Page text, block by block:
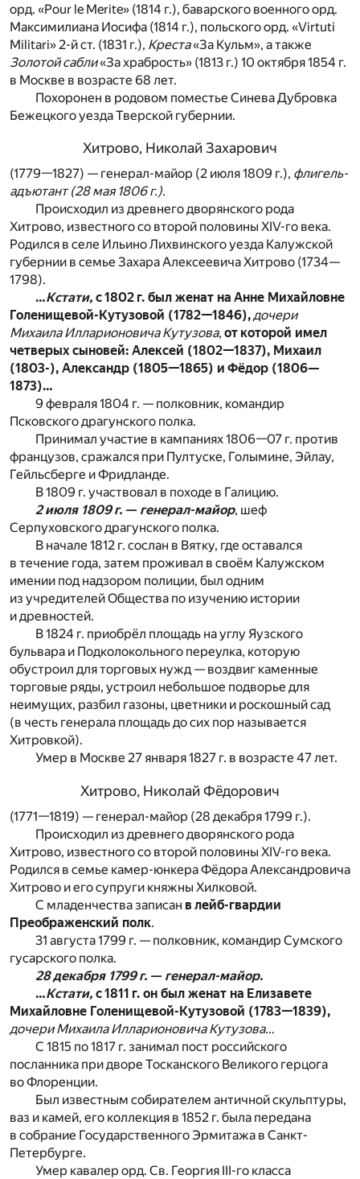
орд. «Pour le Merite» (1814 г.), баварского военного орд.
Максимилиана Иосифа (1814 г.), польского орд. «Virtuti
Militari» 2-й ст. (1831 г.), Креста«За Кульм», а также
Золотой сабли«За храбрость» (1813 г.) 10 октября 1854 г.
в Москве в возрасте 68 лет.
Похоронен в родовом поместье Синева Дубровка
Бежецкого уезда Тверской губернии.
Хитрово, Николай Захарович
(1779—1827) — генерал-майор (2 июля 1809 г.), флигель-
адъютант (28 мая 1806 г.).
Происходил из древнего дворянского рода
Хитрово, известного со второй половины XIV-го века.
Родился в селе Ильино Лихвинского уезда Калужской
губернии в семье Захара Алексеевича Хитрово (1734—
1798).
…Кстати, с 1802 г. был женат на Анне Михайловне
Голенищевой-Кутузовой (1782—1846),дочери
Михаила Илларионовича Кутузова, от которой имел
четверых сыновей: Алексей (1802—1837), Михаил
(1803-), Александр (1805—1865) и Фёдор (1806—
1873)…
9 февраля 1804 г. — полковник, командир
Псковского драгунского полка.
Принимал участие в кампаниях 1806—07 г. против
французов, сражался при Пултуске, Голымине, Эйлау,
Гейльсберге и Фридланде.
В 1809 г. участвовал в походе в Галицию.
2 июля 1809 г. — генерал-майор, шеф
Серпуховского драгунского полка.
В начале 1812 г. сослан в Вятку, где оставался
в течение года, затем проживал в своём Калужском
имении под надзором полиции, был одним
из учредителей Общества по изучению истории
и древностей.
В 1824 г. приобрёл площадь на углу Яузского
бульвара и Подколокольного переулка, которую
обустроил для торговых нужд — воздвиг каменные
торговые ряды, устроил небольшое подворье для
неимущих, разбил газоны, цветники и роскошный сад
(в честь генерала площадь до сих пор называется
Хитровкой).
Умер в Москве 27 января 1827 г. в возрасте 47 лет.
Хитрово, Николай Фёдорович
(1771—1819) — генерал-майор (28 декабря 1799 г.).
Происходил из древнего дворянского рода
Хитрово, известного со второй половины XIV-го века.
Родился в семье камер-юнкера Фёдора Александровича
Хитрово и его супруги княжны Хилковой.
С младенчества записан в лейб-гвардии
Преображенский полк.
31 августа 1799 г. — полковник, командир Сумского
гусарского полка.
28 декабря 1799 г. — генерал-майор.
…Кстати, с 1811 г. он был женат на Елизавете
Михайловне Голенищевой-Кутузовой (1783—1839),
дочери Михаила Илларионовича Кутузова…
С 1815 по 1817 г. занимал пост российского
посланника при дворе Тосканского Великого герцога
во Флоренции.
Был известным собирателем античной скульптуры,
ваз и камей, его коллекция в 1852 г. была передана
в собрание Государственного Эрмитажа в Санкт-
Петербурге.
Умер кавалер орд. Св. Георгия III-го класса